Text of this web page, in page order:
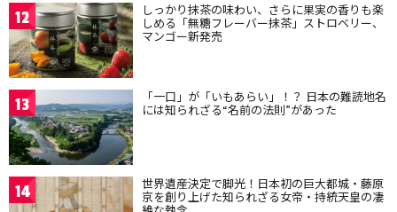
12 しっかり抹茶の味わい、さらに果実の香りも楽
しめる「無糖フレーバー抹茶」ストロベリー、
マンゴー新発売
13 「一口」が「いもあらい」！？ 日本の難読地名
には知られざる“名前の法則”があった
14 世界遺産決定で脚光！日本初の巨大都城・藤原
京を創り上げた知られざる女帝・持統天皇の凄